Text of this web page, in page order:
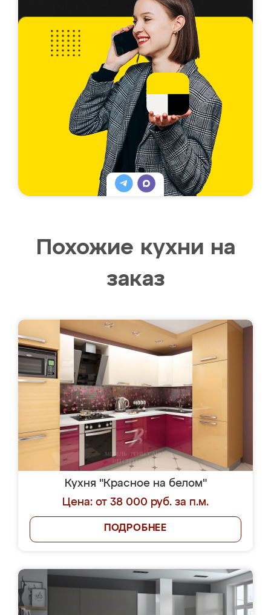
Похожие кухни на
заказ
Кухня "Красное на белом"
Цена: от 38 000 руб. за п.м.
ПОДРОБНЕЕ